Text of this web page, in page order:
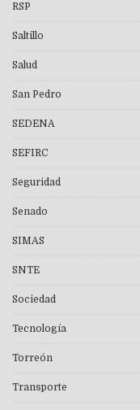
RSP
Saltillo
Salud
San Pedro
SEDENA
SEFIRC
Seguridad
Senado
SIMAS
SNTE
Sociedad
Tecnología
Torreón
Transporte